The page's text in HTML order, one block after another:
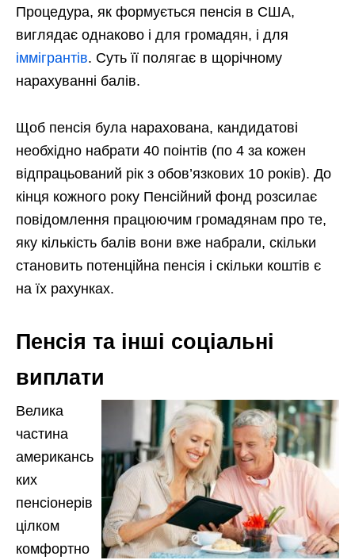
Процедура, як формується пенсія в США,
виглядає однаково і для громадян, і для
іммігрантів. Суть її полягає в щорічному
нарахуванні балів.
Щоб пенсія була нарахована, кандидатові
необхідно набрати 40 поінтів (по 4 за кожен
відпрацьований рік з обов’язкових 10 років). До
кінця кожного року Пенсійний фонд розсилає
повідомлення працюючим громадянам про те,
яку кількість балів вони вже набрали, скільки
становить потенційна пенсія і скільки коштів є
на їх рахунках.
Пенсія та інші соціальні
виплати
Велика
частина
американсь
ких
пенсіонерів
цілком
комфортно